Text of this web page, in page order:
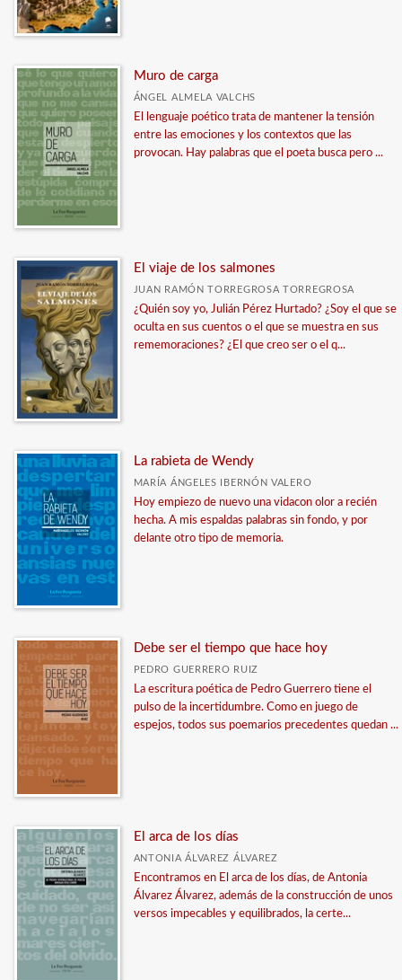
Muro de carga
ÁNGEL ALMELA VALCHS
El lenguaje poético trata de mantener la tensión
entre las emociones y los contextos que las
provocan. Hay palabras que el poeta busca pero ...
El viaje de los salmones
JUAN RAMÓN TORREGROSA TORREGROSA
¿Quién soy yo, Julián Pérez Hurtado? ¿Soy el que se
oculta en sus cuentos o el que se muestra en sus
rememoraciones? ¿El que creo ser o el q...
La rabieta de Wendy
MARÍA ÁNGELES IBERNÓN VALERO
Hoy empiezo de nuevo una vidacon olor a recién
hecha. A mis espaldas palabras sin fondo, y por
delante otro tipo de memoria.
Debe ser el tiempo que hace hoy
PEDRO GUERRERO RUIZ
La escritura poética de Pedro Guerrero tiene el
pulso de la incertidumbre. Como en juego de
espejos, todos sus poemarios precedentes quedan ...
El arca de los días
ANTONIA ÁLVAREZ ÁLVAREZ
Encontramos en El arca de los días, de Antonia
Álvarez Álvarez, además de la construcción de unos
versos impecables y equilibrados, la certe...